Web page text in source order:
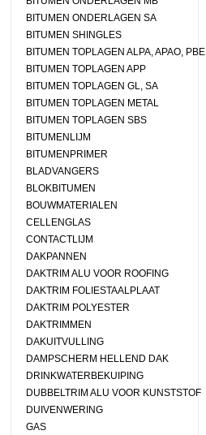
BITUMEN ONDERLAGEN SA
BITUMEN SHINGLES
BITUMEN TOPLAGEN ALPA, APAO, PBE
BITUMEN TOPLAGEN APP
BITUMEN TOPLAGEN GL, SA
BITUMEN TOPLAGEN METAL
BITUMEN TOPLAGEN SBS
BITUMENLIJM
BITUMENPRIMER
BLADVANGERS
BLOKBITUMEN
BOUWMATERIALEN
CELLENGLAS
CONTACTLIJM
DAKPANNEN
DAKTRIM ALU VOOR ROOFING
DAKTRIM FOLIESTAALPLAAT
DAKTRIM POLYESTER
DAKTRIMMEN
DAKUITVULLING
DAMPSCHERM HELLEND DAK
DRINKWATERBEKUIPING
DUBBELTRIM ALU VOOR KUNSTSTOF
DUIVENWERING
GAS